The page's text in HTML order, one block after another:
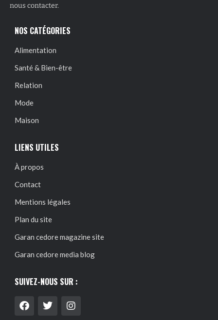
nous contacter.
NOS CATÉGORIES
Alimentation
Santé & Bien-être
Relation
Mode
Maison
LIENS UTILES
À propos
Contact
Mentions légales
Plan du site
Garan cedore magazine site
Garan cedore media blog
SUIVEZ-NOUS SUR :